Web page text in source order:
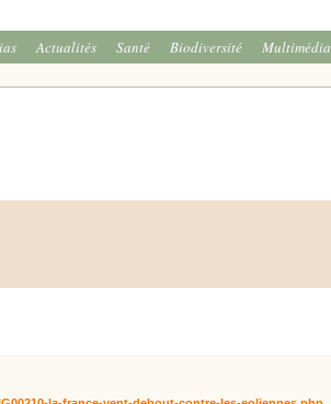
Actualités Santé Biodiversité Multimédia